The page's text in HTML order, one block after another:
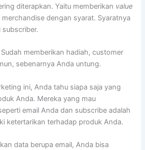
diterapkan. Yaitu memberikan value
dengan syarat. Syaratnya
memberikan hadiah, customer
sebenarnya Anda untung.
ini, Anda tahu siapa saja yang
Anda. Mereka yang mau
email Anda dan subscribe adalah
ketertarikan terhadap produk Anda.
data berupa email, Anda bisa